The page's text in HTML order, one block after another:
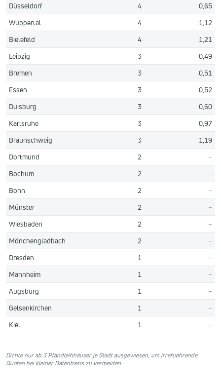
Düsseldorf
4
0,65
Wuppertal
4
1,12
Bielefeld
4
1,21
Leipzig
3
0,49
Bremen
3
0,51
Essen
3
0,52
Duisburg
3
0,60
Karlsruhe
3
0,97
Braunschweig
3
1,19
Dortmund
2
–
Bochum
2
–
Bonn
2
–
Münster
2
–
Wiesbaden
2
–
Mönchengladbach
2
–
Dresden
1
–
Mannheim
1
–
Augsburg
1
–
Gelsenkirchen
1
–
Kiel
1 –
Dichte nur ab 3 Pfandleihhäuser je Stadt ausgewiesen, um irrefuehrende
Quoten bei kleiner Datenbasis zu vermeiden.